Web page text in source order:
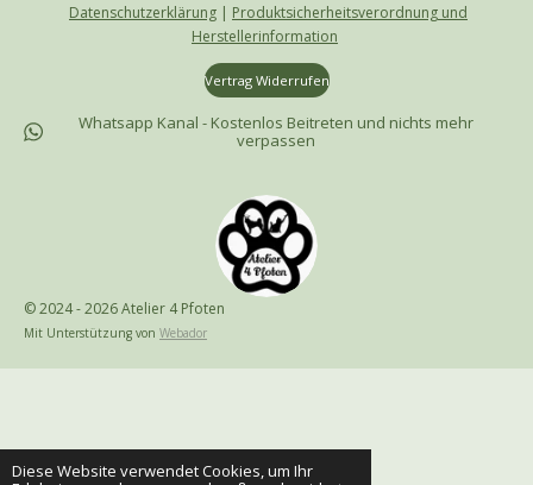
Diese Website verwendet Cookies, um Ihr
Datenschutzerklärung | Produktsicherheitsverordnung und
Herstellerinformation
Vertrag Widerrufen
Whatsapp Kanal - Kostenlos Beitreten und nichts mehr
verpassen
© 2024 - 2026 Atelier 4 Pfoten
Mit Unterstützung von Webador